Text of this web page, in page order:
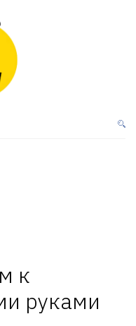
к
руками